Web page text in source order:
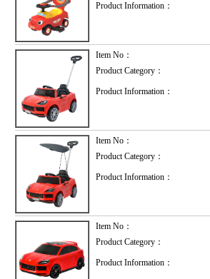
Product Information：
Item No：
Product Category：
Product Information：
Item No：
Product Category：
Product Information：
Item No：
Product Category：
Product Information：